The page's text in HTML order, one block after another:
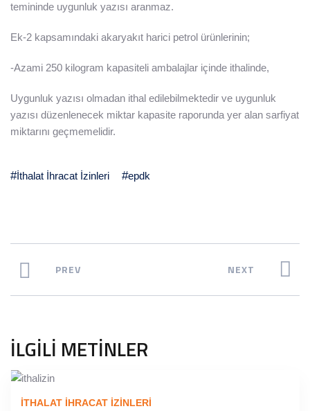
temininde uygunluk yazısı aranmaz.
Ek-2 kapsamındaki akaryakıt harici petrol ürünlerinin;
-Azami 250 kilogram kapasiteli ambalajlar içinde ithalinde,
Uygunluk yazısı olmadan ithal edilebilmektedir ve uygunluk
yazısı düzenlenecek miktar kapasite raporunda yer alan sarfiyat
miktarını geçmemelidir.
İthalat İhracat İzinleri epdk
PREV NEXT
İLGILI METINLER
İTHALAT İHRACAT İZINLERI